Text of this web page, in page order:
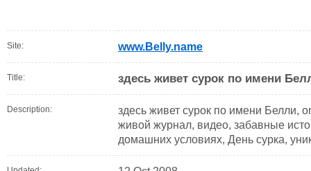
Site: www.Belly.name
Title: здесь живет сурок по имени
Description:
здесь живет сурок по имени Белли,
живой журнал, видео, забавные
домашних условиях, День сурка,